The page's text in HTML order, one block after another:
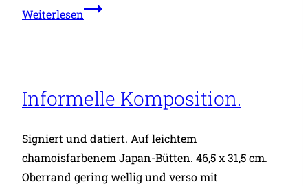
WeiterlesenZwei
Informelle Komposition.
Signiert und datiert. Auf leichtem
chamoisfarbenem Japan-Bütten. 46,5 x 31,5 cm.
Oberrand gering wellig und verso mit